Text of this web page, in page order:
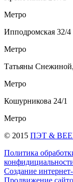
Метро
Ипподромская 32/4
Метро
Татьяны
Метро
Кошурникова 24/1
Метро
© 2015 ПЭТ &
Политика
Создание
Продвижение